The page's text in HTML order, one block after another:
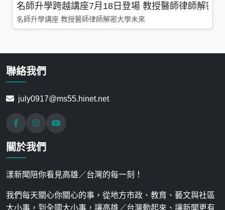
名師升學跨越講座7月18日登場 教授醫師律師解密
名師升學講座 教授醫師律師解密大學未來
聯絡我們
july0917@ms55.hinet.net
關於我們
漾新聞陪你看見高雄／台灣的每一刻！
我們每天關心你關心的事，從地方市政、教育、藝文與社區
大小事，到全國大小事，讓高雄／台灣動起來、讓新聞更有